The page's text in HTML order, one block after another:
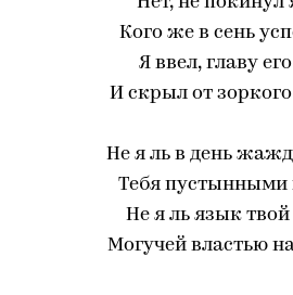
Кого же в сень
Я ввел, главу
И скрыл от зоркого
Не я ль в день
Тебя пустынными
Не я ль язык
Могучей властью